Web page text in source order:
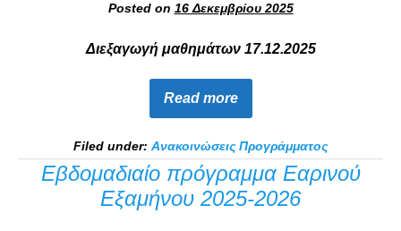
Posted on 16 Δεκεμβρίου 2025
Διεξαγωγή μαθημάτων 17.12.2025
Read more
Filed under: Ανακοινώσεις Προγράμματος
Εβδομαδιαίο πρόγραμμα Εαρινού
Εξαμήνου 2025-2026